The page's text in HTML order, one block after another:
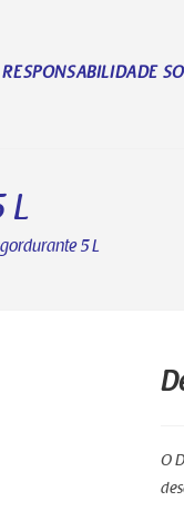
RESPONSABILIDADE
L
5 L
O